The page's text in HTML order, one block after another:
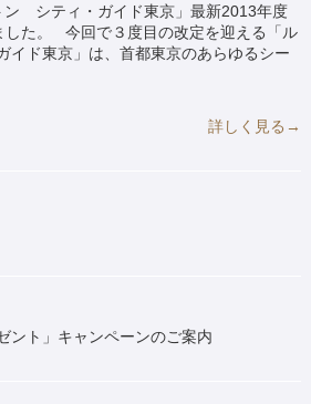
ン シティ・ガイド東京」最新2013年度
した。 今回で３度目の改定を迎える「ル
ド東京」は、首都東京のあらゆるシー
詳しく見る→
ント」キャンペーンのご案内